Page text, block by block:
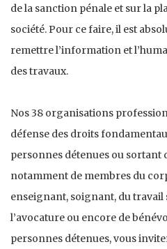
de la sanction pénale et sur la
société. Pour ce faire, il est
remettre l’information et
des travaux.
Nos 38 organisations
défense des droits
personnes détenues ou sortant
notamment de membres du
enseignant, soignant, du travail
l’avocature ou encore de
personnes détenues, vous